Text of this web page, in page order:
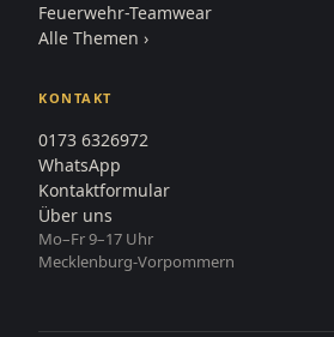
Feuerwehr-Teamwear
Alle Themen ›
KONTAKT
0173 6326972
WhatsApp
Kontaktformular
Über uns
Mo–Fr 9–17 Uhr
Mecklenburg-Vorpommern